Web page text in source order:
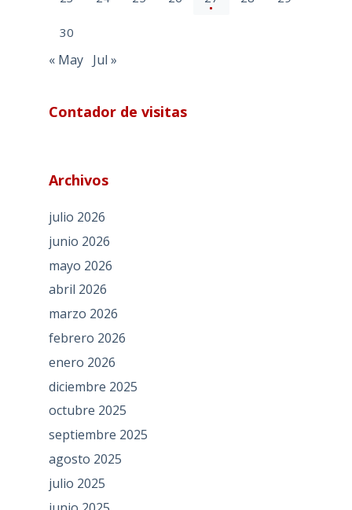
30
« May Jul »
Contador de visitas
Archivos
julio 2026
junio 2026
mayo 2026
abril 2026
marzo 2026
febrero 2026
enero 2026
diciembre 2025
octubre 2025
septiembre 2025
agosto 2025
julio 2025